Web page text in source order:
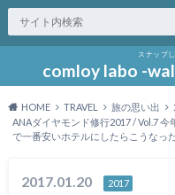
スナップ
comloy labo -
HOME TRAVEL 旅の思い出
ANAダイヤモンド修行2017 / Vol.7
で一番安いホテルにしたらこうなっ
2017.01.20 2017